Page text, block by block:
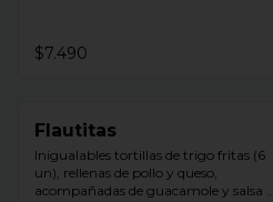
$7.490
Flautitas
Inigualables tortillas de trigo fritas (6
un), rellenas de pollo y queso,
acompañadas de guacamole y salsa